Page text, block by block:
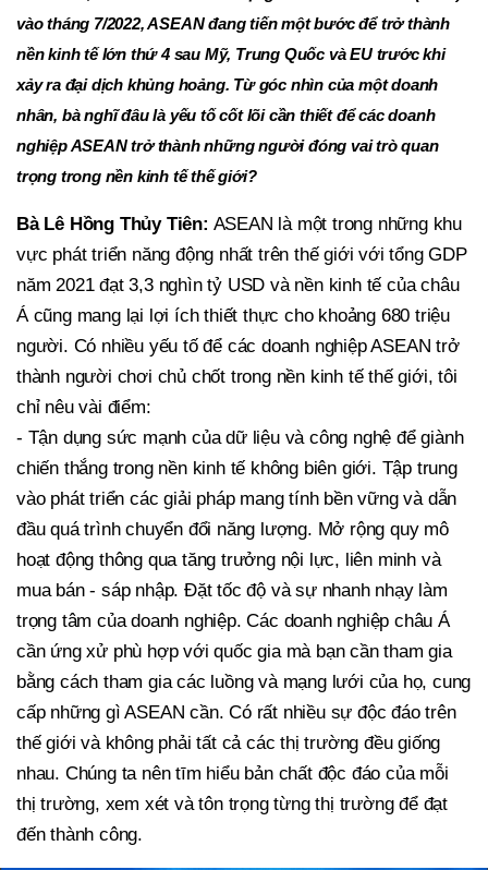
vào tháng 7/2022, ASEAN đang tiến một bước để trở thành
nền kinh tế lớn thứ 4 sau Mỹ, Trung Quốc và EU trước khi
xảy ra đại dịch khủng hoảng. Từ góc nhìn của một doanh
nhân, bà nghĩ đâu là yếu tố cốt lõi cần thiết để các doanh
nghiệp ASEAN trở thành những người đóng vai trò quan
trọng trong nền kinh tế thế giới?
Bà Lê Hồng Thủy Tiên: ASEAN là một trong những khu
vực phát triển năng động nhất trên thế giới với tổng GDP
năm 2021 đạt 3,3 nghìn tỷ USD và nền kinh tế của châu
Á cũng mang lại lợi ích thiết thực cho khoảng 680 triệu
người. Có nhiều yếu tố để các doanh nghiệp ASEAN trở
thành người chơi chủ chốt trong nền kinh tế thế giới, tôi
chỉ nêu vài điểm:
- Tận dụng sức mạnh của dữ liệu và công nghệ để giành
chiến thắng trong nền kinh tế không biên giới. Tập trung
vào phát triển các giải pháp mang tính bền vững và dẫn
đầu quá trình chuyển đổi năng lượng. Mở rộng quy mô
hoạt động thông qua tăng trưởng nội lực, liên minh và
mua bán - sáp nhập. Đặt tốc độ và sự nhanh nhạy làm
trọng tâm của doanh nghiệp. Các doanh nghiệp châu Á
cần ứng xử phù hợp với quốc gia mà bạn cần tham gia
bằng cách tham gia các luồng và mạng lưới của họ, cung
cấp những gì ASEAN cần. Có rất nhiều sự độc đáo trên
thế giới và không phải tất cả các thị trường đều giống
nhau. Chúng ta nên tīm hiểu bản chất độc đáo của mỗi
thị trường, xem xét và tôn trọng từng thị trường để đạt
đến thành công.